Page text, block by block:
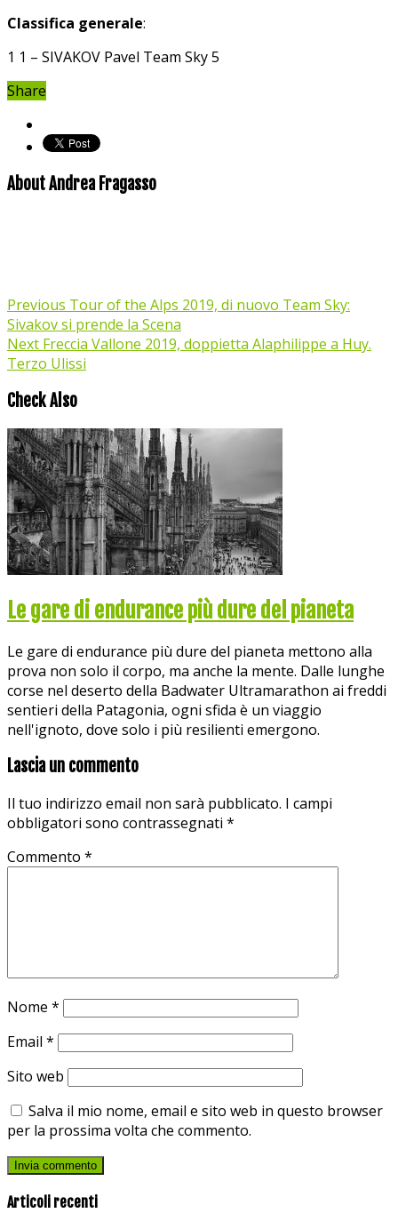
Classifica generale:
1 1 – SIVAKOV Pavel Team Sky 5
Share
About Andrea Fragasso
Previous Tour of the Alps 2019, di nuovo Team Sky:
Sivakov si prende la Scena
Next Freccia Vallone 2019, doppietta Alaphilippe a Huy.
Terzo Ulissi
Check Also
Le gare di endurance più dure del pianeta
Le gare di endurance più dure del pianeta mettono alla
prova non solo il corpo, ma anche la mente. Dalle lunghe
corse nel deserto della Badwater Ultramarathon ai freddi
sentieri della Patagonia, ogni sfida è un viaggio
nell'ignoto, dove solo i più resilienti emergono.
Lascia un commento
Il tuo indirizzo email non sarà pubblicato. I campi
obbligatori sono contrassegnati *
Commento *
Nome *
Email *
Sito web
Salva il mio nome, email e sito web in questo browser
per la prossima volta che commento.
Articoli recenti